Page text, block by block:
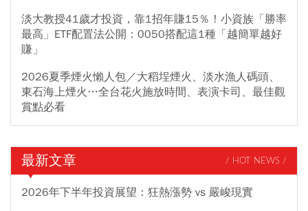
淡大教授41歲才投資，靠1招年賺15％！小資族「勝率
最高」ETF配置法公開：0050搭配這1種「越簡單越好
賺」
2026夏季煙火懶人包／大稻埕煙火、淡水漁人碼頭、
東石海上煙火…全台花火施放時間、表演卡司、最佳觀
賞點必看
最新文章 / HOT NEWS /
2026年下半年投資展望：狂熱漲勢 vs 嚴峻現實